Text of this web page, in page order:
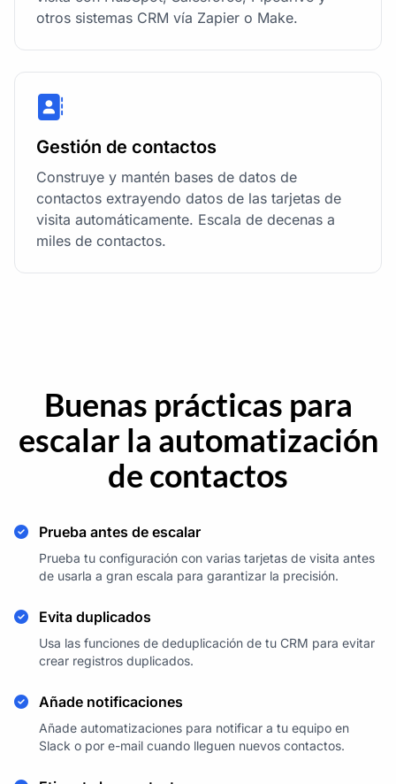
otros sistemas CRM vía Zapier o Make.
Gestión de contactos
Construye y mantén bases de datos de
contactos extrayendo datos de las tarjetas de
visita automáticamente. Escala de decenas a
miles de contactos.
Buenas prácticas para
escalar la automatización
de contactos
Prueba antes de escalar
Prueba tu configuración con varias tarjetas de visita antes
de usarla a gran escala para garantizar la precisión.
Evita duplicados
Usa las funciones de deduplicación de tu CRM para evitar
crear registros duplicados.
Añade notificaciones
Añade automatizaciones para notificar a tu equipo en
Slack o por e-mail cuando lleguen nuevos contactos.